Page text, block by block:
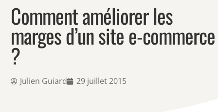
Comment améliorer les
marges d’un site e-commerce
?
Julien Guiard 29 juillet 2015